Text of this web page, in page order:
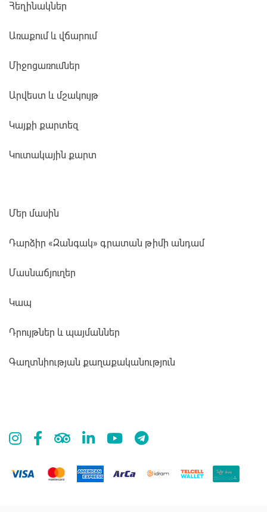
Հեղինակներ
Առաքում և վճարում
Միջոցառումներ
Արվեստ և մշակույթ
Կայքի քարտեզ
Կուտակային քարտ
Մեր մասին
Դարձիր «Զանգակ» գրատան թիմի անդամ
Մասնաճյուղեր
Կապ
Դրույթներ և պայմաններ
Գաղտնիության քաղաքականություն